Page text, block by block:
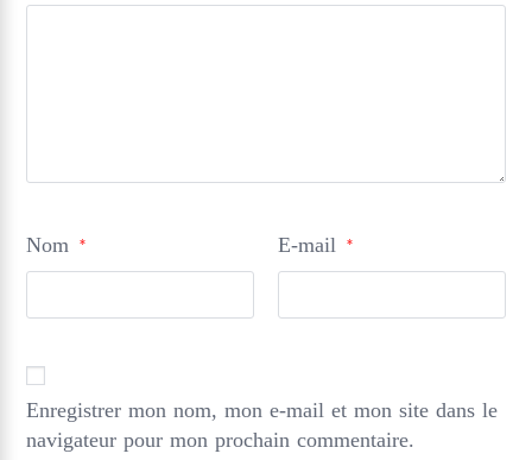
Nom * E-mail *
Enregistrer mon nom, mon e-mail et mon site dans le
navigateur pour mon prochain commentaire.